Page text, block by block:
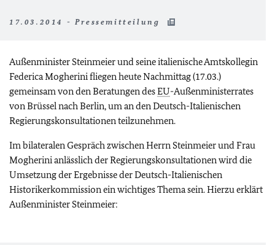
17.03.2014 - Pressemitteilung
Außenminister Steinmeier und seine italienische Amtskollegin
Federica Mogherini fliegen heute Nachmittag (17.03.)
gemeinsam von den Beratungen desEU-Außenministerrates
von Brüssel nach Berlin, um an den Deutsch-Italienischen
Regierungskonsultationen teilzunehmen.
Im bilateralen Gespräch zwischen Herrn Steinmeier und Frau
Mogherini anlässlich der Regierungskonsultationen wird die
Umsetzung der Ergebnisse der Deutsch-Italienischen
Historikerkommission ein wichtiges Thema sein. Hierzu erklärt
Außenminister Steinmeier: